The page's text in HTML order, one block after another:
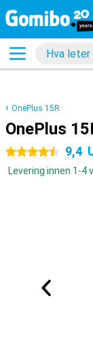
OnePlus 15R
OnePlus
4.5 stjerner 9,4
Levering innen 1-4